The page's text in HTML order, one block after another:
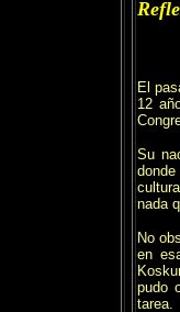
El
12
Su
nada
No
en
pudo
tarea.